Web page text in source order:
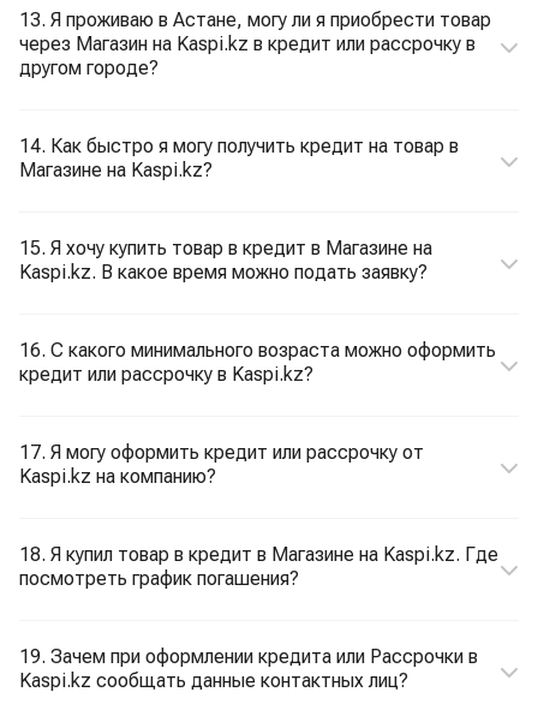
13. Я проживаю в Астане, могу ли я приобрести товар
через Магазин на Kaspi.kz в кредит или рассрочку в
другом городе?
14. Как быстро я могу получить кредит на товар в
Магазине на Kaspi.kz?
15. Я хочу купить товар в кредит в Магазине на
Kaspi.kz. В какое время можно подать заявку?
16. С какого минимального возраста можно оформить
кредит или рассрочку в Kaspi.kz?
17. Я могу оформить кредит или рассрочку от
Kaspi.kz на компанию?
18. Я купил товар в кредит в Магазине на Kaspi.kz. Где
посмотреть график погашения?
19. Зачем при оформлении кредита или Рассрочки в
Kaspi.kz сообщать данные контактных лиц?